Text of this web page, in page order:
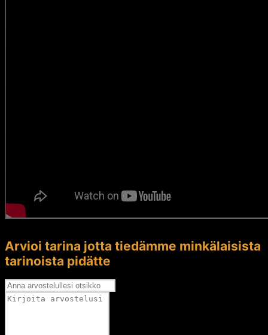
Arvioi tarina jotta tiedämme minkälaisista
tarinoista pidätte